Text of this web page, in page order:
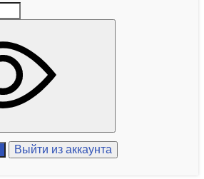
Выйти из аккаунта